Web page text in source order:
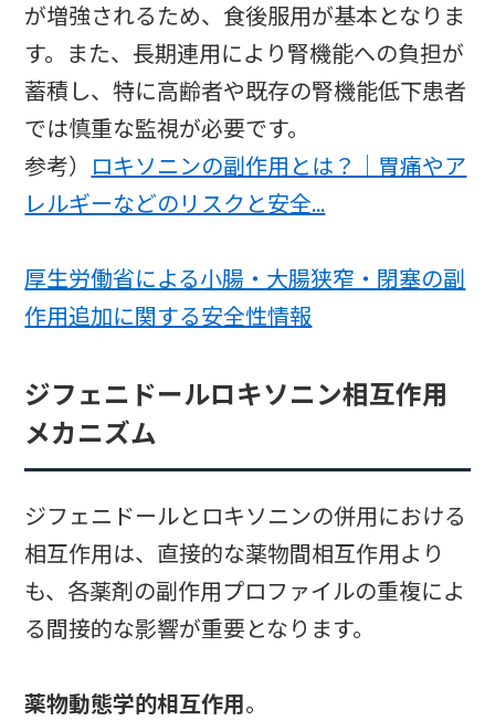
が増強されるため、食後服用が基本となりま
す。また、長期連用により腎機能への負担が
蓄積し、特に高齢者や既存の腎機能低下患者
では慎重な監視が必要です。
参考） ロキソニンの副作用とは？｜胃痛やア
レルギーなどのリスクと安全…
厚生労働省による小腸・大腸狭窄・閉塞の副
作用追加に関する安全性情報
ジフェニドールロキソニン相互作用
メカニズム
ジフェニドールとロキソニンの併用における
相互作用は、直接的な薬物間相互作用より
も、各薬剤の副作用プロファイルの重複によ
る間接的な影響が重要となります。
薬物動態学的相互作用。